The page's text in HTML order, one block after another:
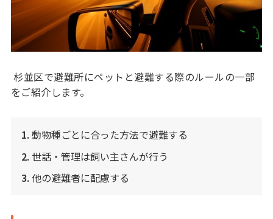
杉並区で避難所にペットと避難する際のルールの一部
をご紹介します。
1. 動物種ごとに合った方法で避難する
2. 世話・管理は飼い主さんが行う
3. 他の避難者に配慮する